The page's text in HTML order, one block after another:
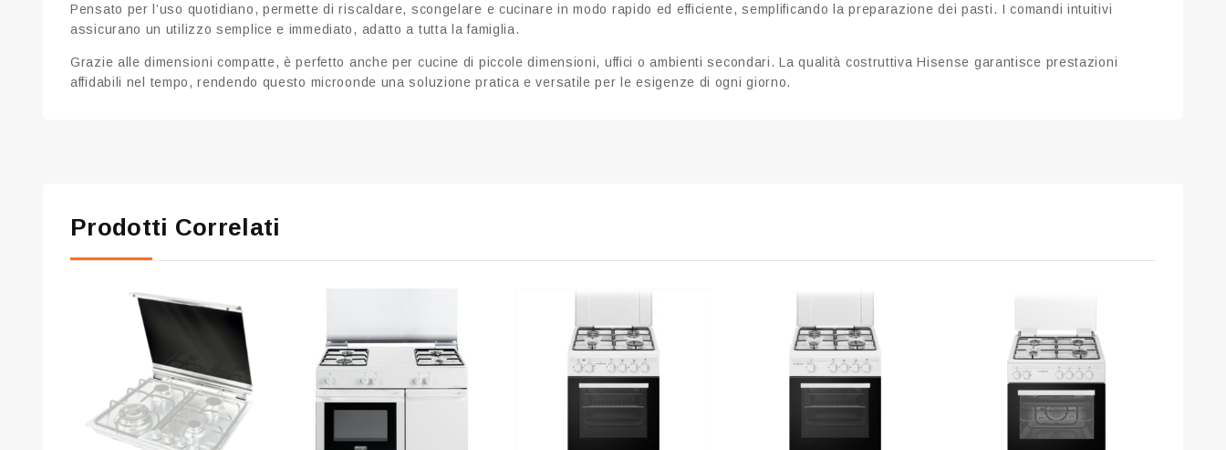
Pensato per l’uso quotidiano, permette di riscaldare, scongelare e cucinare in modo rapido ed efficiente, semplificando la preparazione dei pasti. I comandi intuitivi
assicurano un utilizzo semplice e immediato, adatto a tutta la famiglia.
Grazie alle dimensioni compatte, è perfetto anche per cucine di piccole dimensioni, uffici o ambienti secondari. La qualità costruttiva Hisense garantisce prestazioni
affidabili nel tempo, rendendo questo microonde una soluzione pratica e versatile per le esigenze di ogni giorno.
Prodotti Correlati